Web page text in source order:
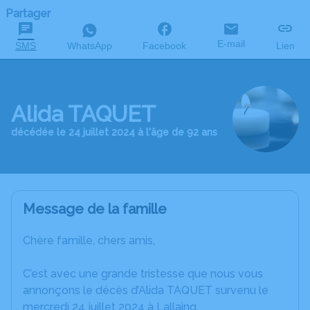
Partager
SMS WhatsApp Facebook E-mail Lien
Alida TAQUET
décédée le 24 juillet 2024 à l'âge de 92 ans
Message de la famille
Chère famille, chers amis,
C’est avec une grande tristesse que nous vous
annonçons le décès d’Alida TAQUET survenu le
mercredi 24 juillet 2024 à Lallaing.